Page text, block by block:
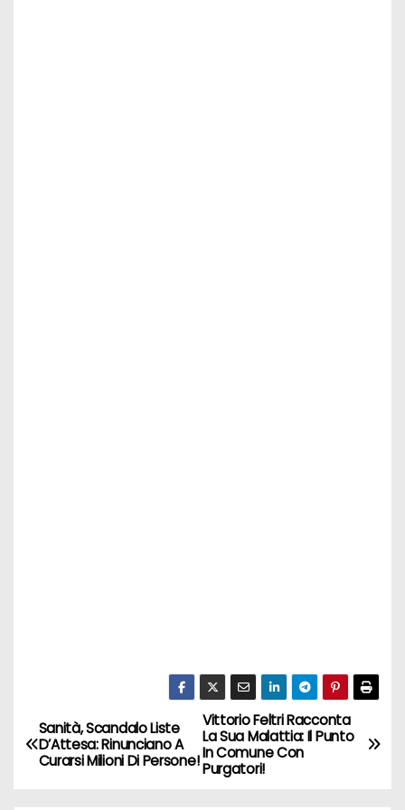
N
a
Vittorio Feltri Racconta
La Sua Malattia: Il Punto
In Comune Con
Purgatori!
Sanità, Scandalo Liste
D’Attesa: Rinunciano A
Curarsi Milioni Di Persone!